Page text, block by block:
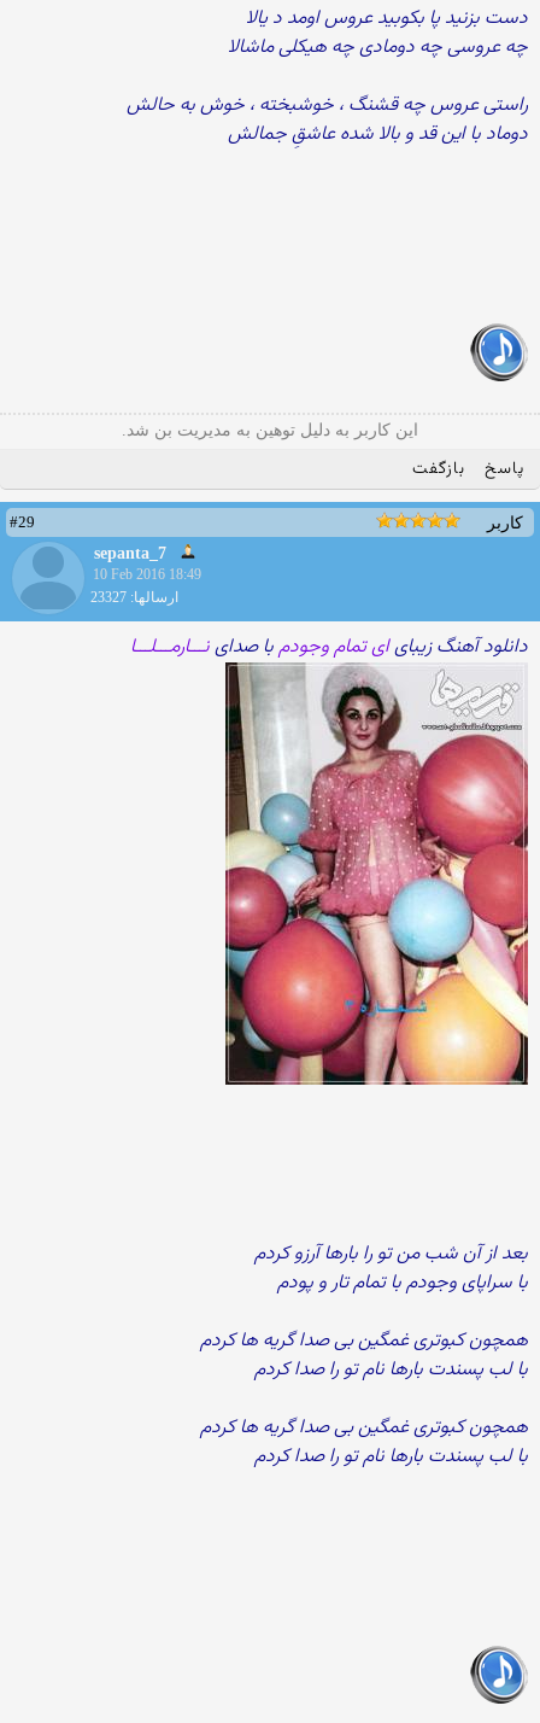
دست بزنید پا بکوبید عروس اومد د یالا
چه عروسی چه دومادی چه هیکلی ماشالا
راستی عروس چه قشنگ ، خوشبخته ، خوش به حالش
دوماد با این قد و بالا شده عاشقِ جمالش
این کاربر به دلیل توهین به مدیریت بن شد.
پاسخ بازگفت
کاربر
#29
sepanta_7
10 Feb 2016 18:49
ارسالها: 23327
دانلود آهنگ زیبایای تمام وجودمبا صداینـــارمـــلـــا
بعد از آن شب من تو را بارها آرزو کردم
با سراپای وجودم با تمام تار و پودم
همچون کبوتری غمگین بی صدا گریه ها کردم
با لب پسندت بارها نام تو را صدا کردم
همچون کبوتری غمگین بی صدا گریه ها کردم
با لب پسندت بارها نام تو را صدا کردم